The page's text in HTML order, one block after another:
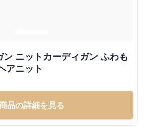
ニットカーディガン ふわも
アニット
品の詳細を見る